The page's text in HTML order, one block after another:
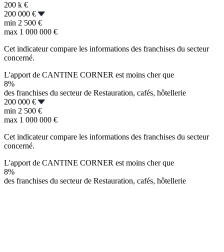
200 k €
200 000 €
min 2 500 €
max 1 000 000 €
Cet indicateur compare les informations des franchises du secteur
concerné.
L'apport de CANTINE CORNER est moins cher que
8%
des franchises du secteur de Restauration, cafés, hôtellerie
200 000 €
min 2 500 €
max 1 000 000 €
Cet indicateur compare les informations des franchises du secteur
concerné.
L'apport de CANTINE CORNER est moins cher que
8%
des franchises du secteur de Restauration, cafés, hôtellerie